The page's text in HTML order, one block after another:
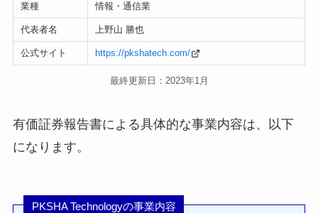
業種 情報・通信業
代表者名 上野山 勝也
公式サイト https://pkshatech.com/
最終更新日：2023年1月
有価証券報告書による具体的な事業内容は、以下
になります。
PKSHA Technologyの事業内容